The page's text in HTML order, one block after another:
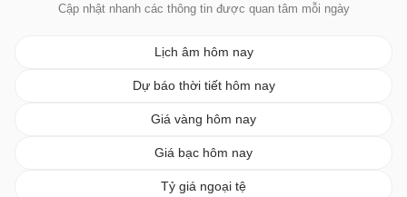
Cập nhật nhanh các thông tin được quan tâm mỗi ngày
Lịch âm hôm nay
Dự báo thời tiết hôm nay
Giá vàng hôm nay
Giá bạc hôm nay
Tỷ giá ngoại tệ